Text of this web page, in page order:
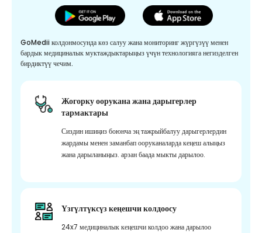
GoMedii колдонмосунда көз салуу жана мониторинг жүргүзүү менен
бардык медициналык муктаждыктарыңыз үчүн технологияга негизделген
бирдиктүү чечим.
Жогорку оорукана жана дарыгерлер
тармактары
Сиздин ишиңиз боюнча эң тажрыйбалуу дарыгерлердин
жардамы менен заманбап ооруканаларда кеңеш алыңыз
жана дарыланыңыз. арзан баада мыкты дарылоо.
Үзгүлтүксүз кеңешчи колдоосу
24x7 медициналык кеңешчи колдоо жана дарылоо